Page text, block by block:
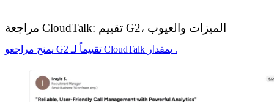
مراجعة CloudTalk: تقييم G2، الميزات والعيوب
يمنح مراجعو G2 تقييماً لـ CloudTalk بمقدار .